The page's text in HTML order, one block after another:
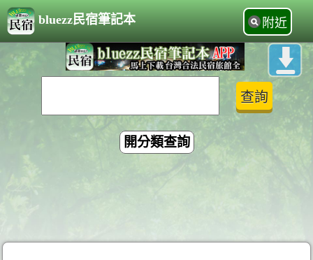
bluezz民宿筆記本 附近
開分類查詢